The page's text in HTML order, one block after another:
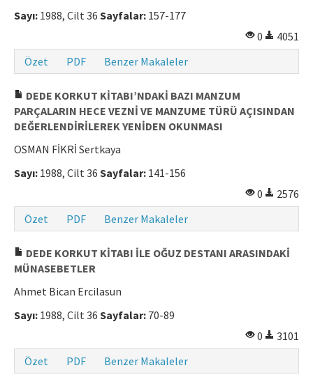
Sayı: 1988, Cilt 36 Sayfalar: 157-177
0
4051
Özet
PDF Benzer Makaleler
DEDE KORKUT KİTABI’NDAKİ BAZI MANZUM
PARÇALARIN HECE VEZNİ VE MANZUME TÜRÜ AÇISINDAN
DEĞERLENDİRİLEREK YENİDEN OKUNMASI
OSMAN FİKRİ Sertkaya
Sayı: 1988, Cilt 36 Sayfalar: 141-156
0
2576
Özet
PDF Benzer Makaleler
DEDE KORKUT KİTABI İLE OĞUZ DESTANI ARASINDAKİ
MÜNASEBETLER
Ahmet Bican Ercilasun
Sayı: 1988, Cilt 36 Sayfalar: 70-89
0
3101
Özet
PDF Benzer Makaleler